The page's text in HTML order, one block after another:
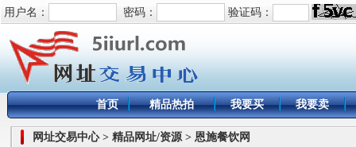
用户名： 密码： 验证码：
首页 精品热拍 我要买 我要卖
网址交易中心 > 精品网址/资源 > 恩施餐饮网